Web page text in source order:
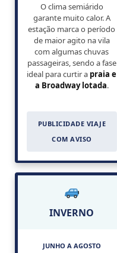
O clima semiárido
garante muito calor. A
estação marca o período
de maior agito na vila
com algumas chuvas
passageiras, sendo a fase
ideal para curtir a praia e
a Broadway lotada.
PUBLICIDADE VIAJE
COM AVISO
INVERNO
JUNHO A AGOSTO